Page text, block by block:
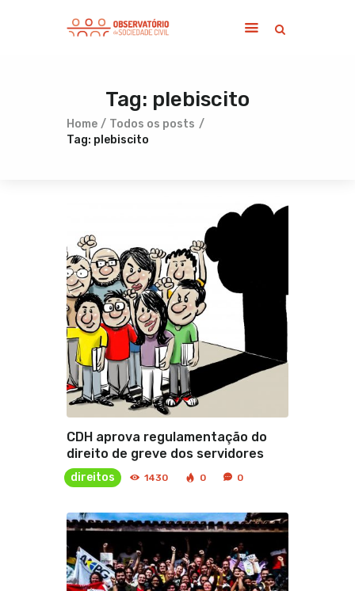
Tag: plebiscito
Home
Todos os posts
Tag: plebiscito
Home
Sobre
Notícias
CDH aprova regulamentação do
direito de greve dos servidores
direitos 1430 0 0